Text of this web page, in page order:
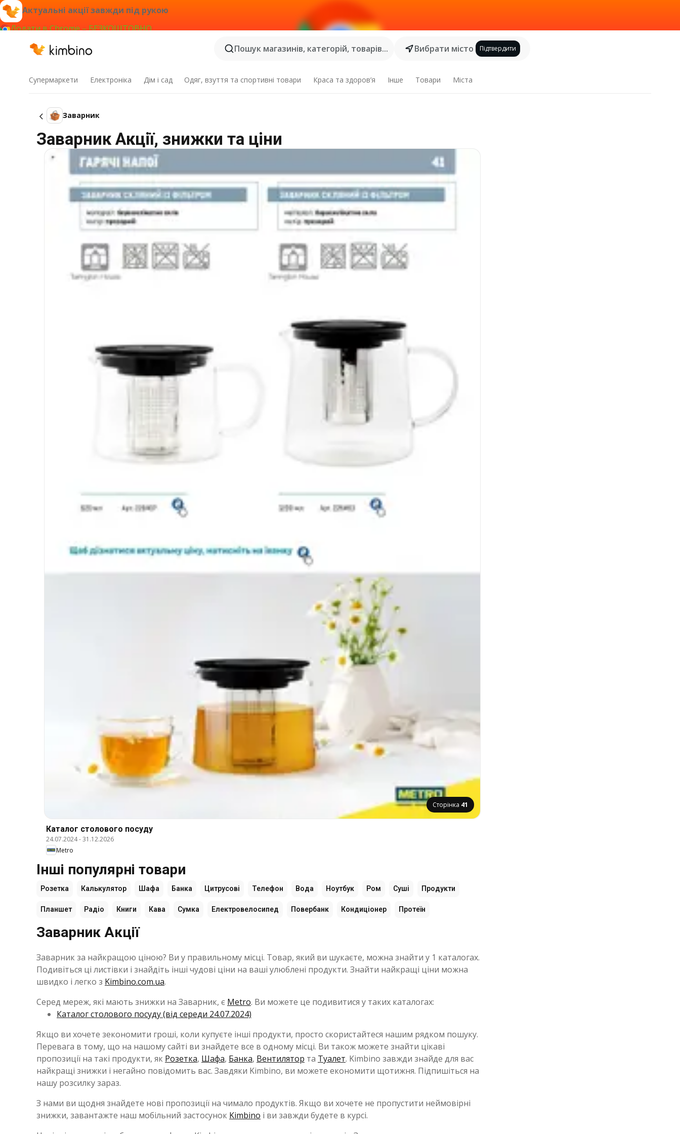
Актуальні акції завжди під рукою
Додати в Chrome – БЕЗКОШТОВНО
Пошук магазинів, категорій, товарів...
Вибрати місто Підтвердити
Супермаркети Електроніка Дім і сад Одяг, взуття та спортивні товари Краса та здоров’я Інше Товари Міста
Заварник
Заварник Акції, знижки та ціни
Сторінка 41
Каталог столового посуду
24.07.2024-31.12.2026
Metro
Інші популярні товари
Розетка Калькулятор Шафа Банка Цитрусові Телефон Вода Ноутбук Ром Суші Продукти
Планшет Радіо Книги Кава Сумка Електровелосипед Повербанк Кондиціонер Протеїн
Заварник Акції
Заварник за найкращою ціною? Ви у правильному місці. Товар, який ви шукаєте, можна знайти у 1 каталогах.
Подивіться ці листівки і знайдіть інші чудові ціни на ваші улюблені продукти. Знайти найкращі ціни можна
швидко і легко з Kimbino.com.ua.
Серед мереж, які мають знижки на Заварник, є Metro. Ви можете це подивитися у таких каталогах:
Каталог столового посуду (від середи 24.07.2024)
Якщо ви хочете зекономити гроші, коли купуєте інші продукти, просто скористайтеся нашим рядком пошуку.
Перевага в тому, що на нашому сайті ви знайдете все в одному місці. Ви також можете знайти цікаві
пропозиції на такі продукти, як Розетка, Шафа, Банка, Вентилятор та Туалет. Kimbino завжди знайде для вас
найкращі знижки і негайно повідомить вас. Завдяки Kimbino, ви можете економити щотижня. Підпишіться на
нашу розсилку зараз.
З нами ви щодня знайдете нові пропозиції на чимало продуктів. Якщо ви хочете не пропустити неймовірні
знижки, завантажте наш мобільний застосунок Kimbino і ви завжди будете в курсі.